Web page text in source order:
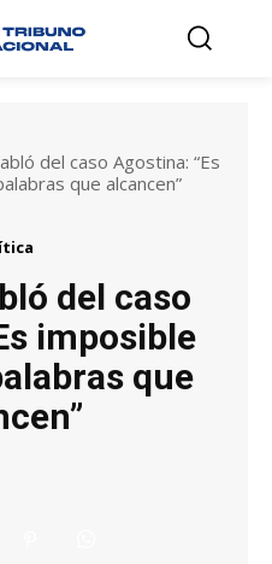
del caso Agostina: “Es
que alcancen”
del caso
imposible
que